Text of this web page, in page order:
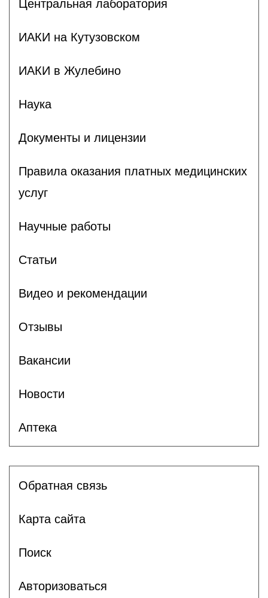
Центральная лаборатория
ИАКИ на Кутузовском
ИАКИ в Жулебино
Наука
Документы и лицензии
Правила оказания платных медицинских
услуг
Научные работы
Статьи
Видео и рекомендации
Отзывы
Вакансии
Новости
Аптека
Обратная связь
Карта сайта
Поиск
Авторизоваться